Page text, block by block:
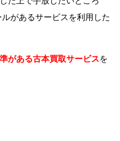
があるサービスを利用した
がある古本買取サービスを